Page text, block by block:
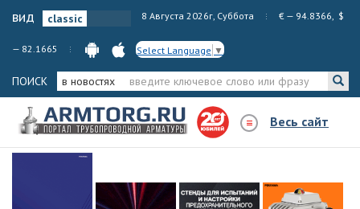
вид 8 Августа 2026г, Суббота € — 94.8366, $
— 82.1665 Select Language ▼
ПОИСК в новостях
Весь сайт